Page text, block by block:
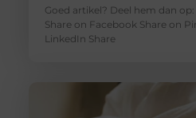
Goed artikel? Deel hem dan
Share on Facebook Share on
LinkedIn Share